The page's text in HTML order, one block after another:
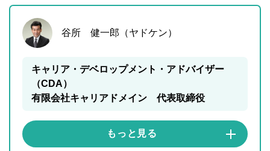
谷所 健一郎（ヤドケン）
キャリア・デベロップメント・アドバイザー
（CDA）
有限会社キャリアドメイン 代表取締役